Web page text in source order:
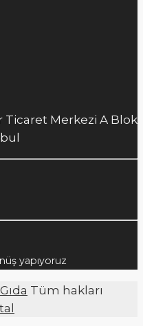
Ticaret Merkezi A Blok
yapıyoruz
Tüm hakları